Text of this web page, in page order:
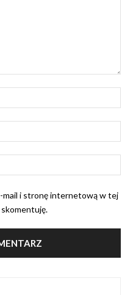
mail i stronę internetową w tej